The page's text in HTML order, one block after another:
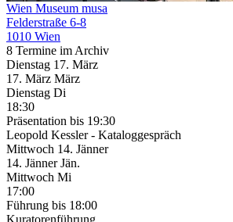
Wien Museum musa
Felderstraße 6-8
1010 Wien
8 Termine im Archiv
Dienstag 17. März
17. März März
Dienstag Di
18:30
Präsentation bis 19:30
Leopold Kessler - Kataloggespräch
Mittwoch 14. Jänner
14. Jänner Jän.
Mittwoch Mi
17:00
Führung bis 18:00
Kuratorenführung